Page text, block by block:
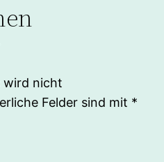
wird nicht
Felder sind mit *